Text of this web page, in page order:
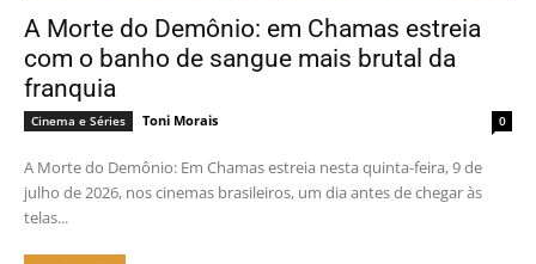
A Morte do Demônio: em Chamas estreia
com o banho de sangue mais brutal da
franquia
Cinema e Séries Toni Morais 0
A Morte do Demônio: Em Chamas estreia nesta quinta-feira, 9 de
julho de 2026, nos cinemas brasileiros, um dia antes de chegar às
telas...